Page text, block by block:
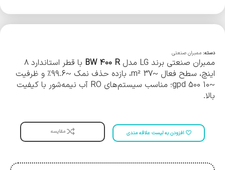
دسته: ممبران صنعتی
ممبران صنعتی برند LG مدل BW 400 R
با قطر استاندارد ۸
اینچ، سطح فعال ~37 m²، بازده حذف نمک ~99.6٪ و ظرفیت
~10 500 gpd؛ مناسب سیستم‌های RO آب نیمه‌شور با کیفیت
بالا.
افزودن به لیست علاقه مندی مقایسه